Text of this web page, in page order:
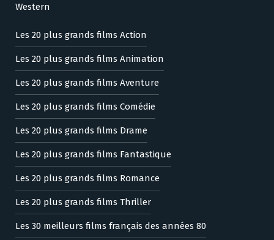
Western
Les 20 plus grands films Action
Les 20 plus grands films Animation
Les 20 plus grands films Aventure
Les 20 plus grands films Comédie
Les 20 plus grands films Drame
Les 20 plus grands films Fantastique
Les 20 plus grands films Romance
Les 20 plus grands films Thriller
Les 30 meilleurs films français des années 80